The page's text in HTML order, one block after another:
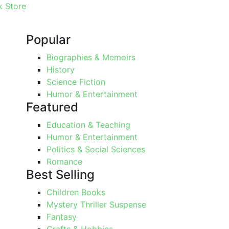
Store
Popular
Biographies & Memoirs
History
Science Fiction
Humor & Entertainment
Featured
Education & Teaching
Humor & Entertainment
Politics & Social Sciences
Romance
Best Selling
Children Books
Mystery Thriller Suspense
Fantasy